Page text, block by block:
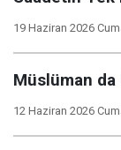
19 Haziran 2026
Müslüman da
12 Haziran 2026